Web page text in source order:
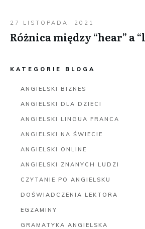
27 LISTOPADA, 2021
Różnica między “hear” a
KATEGORIE BLOGA
ANGIELSKI BIZNES
ANGIELSKI DLA DZIECI
ANGIELSKI LINGUA FRANCA
ANGIELSKI NA ŚWIECIE
ANGIELSKI ONLINE
ANGIELSKI ZNANYCH LUDZI
CZYTANIE PO ANGIELSKU
DOŚWIADCZENIA LEKTORA
EGZAMINY
GRAMATYKA ANGIELSKA